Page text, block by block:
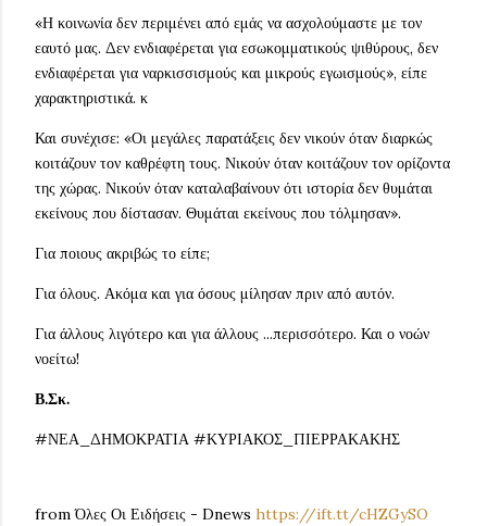
«Η κοινωνία δεν περιμένει από εμάς να ασχολούμαστε με τον
εαυτό μας. Δεν ενδιαφέρεται για εσωκομματικούς ψιθύρους, δεν
ενδιαφέρεται για ναρκισσισμούς και μικρούς εγωισμούς», είπε
χαρακτηριστικά. κ
Και συνέχισε: «Οι μεγάλες παρατάξεις δεν νικούν όταν διαρκώς
κοιτάζουν τον καθρέφτη τους. Νικούν όταν κοιτάζουν τον ορίζοντα
της χώρας. Νικούν όταν καταλαβαίνουν ότι ιστορία δεν θυμάται
εκείνους που δίστασαν. Θυμάται εκείνους που τόλμησαν».
Για ποιους ακριβώς το είπε;
Για όλους. Ακόμα και για όσους μίλησαν πριν από αυτόν.
Για άλλους λιγότερο και για άλλους ...περισσότερο. Και ο νοών
νοείτω!
Β.Σκ.
#ΝΕΑ_ΔΗΜΟΚΡΑΤΙΑ #ΚΥΡΙΑΚΟΣ_ΠΙΕΡΡΑΚΑΚΗΣ
from Όλες Οι Ειδήσεις - Dnews https://ift.tt/cHZGySO